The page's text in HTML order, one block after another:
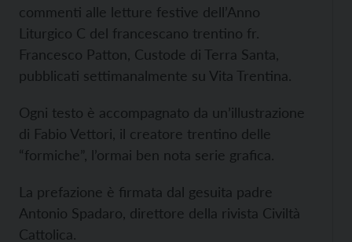
commenti alle letture festive dell’Anno
Liturgico C del francescano trentino fr.
Francesco Patton, Custode di Terra Santa,
pubblicati settimanalmente su Vita Trentina.
Ogni testo è accompagnato da un’illustrazione
di Fabio Vettori, il creatore trentino delle
“formiche”, l’ormai ben nota serie grafica.
La prefazione è firmata dal gesuita padre
Antonio Spadaro, direttore della rivista Civiltà
Cattolica.